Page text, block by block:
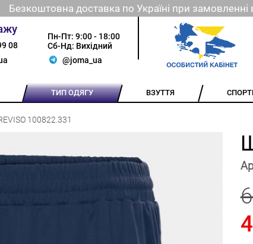
Безкоштовна доставка по Україні при замовленні
08
Пн-Пт: 9:00 - 18:00
Сб-Нд: Вихідний
@joma_ua
ТИП ОДЯГУ ВЗУТТЯ
100822.331